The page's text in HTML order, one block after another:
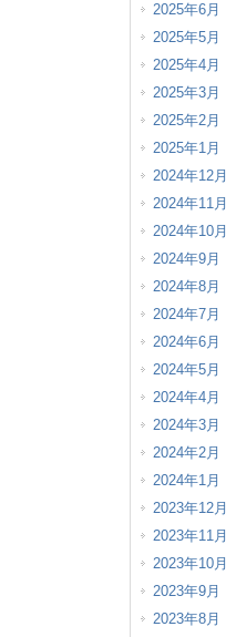
2025年6月
2025年5月
2025年4月
2025年3月
2025年2月
2025年1月
2024年12月
2024年11月
2024年10月
2024年9月
2024年8月
2024年7月
2024年6月
2024年5月
2024年4月
2024年3月
2024年2月
2024年1月
2023年12月
2023年11月
2023年10月
2023年9月
2023年8月